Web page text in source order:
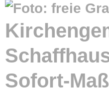
Sofort-